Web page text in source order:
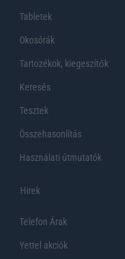
Tabletek
Okosórák
Tartozékok, kiegeszítők
Keresés
Tesztek
Összehasonlítás
Használati útmutatók
Hirek
Telefon Árak
Yettel akciók